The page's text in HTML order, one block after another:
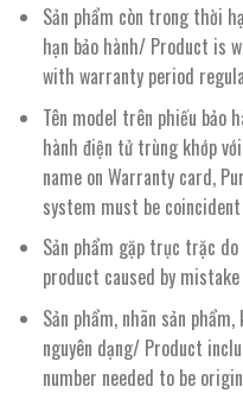
Sản phẩm còn trong thời
hạn bảo hành/ Product is
with warranty period
Tên model trên phiếu bảo
hành điện tử trùng khớp
name on Warranty card,
system must be
Sản phẩm gặp trục trặc
product caused by
Sản phẩm, nhãn sản
nguyên dạng/ Product
number needed to be